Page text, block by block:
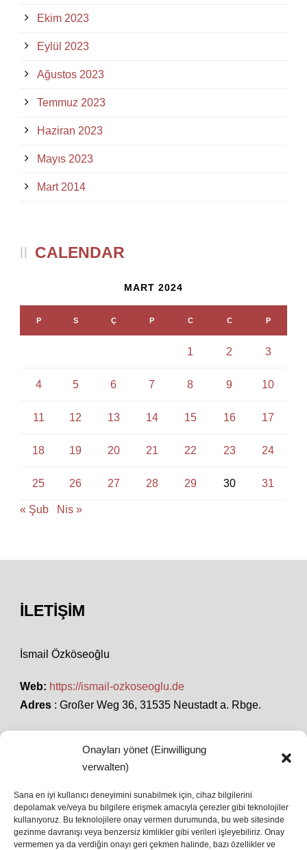
Onayları yönet (Einwilligung
verwalten)
Sana en iyi kullanıcı deneyimini sunabilmek için, cihaz bilgilerini
depolamak ve/veya bu bilgilere erişmek amacıyla çerezler gibi teknolojiler
kullanıyoruz. Bu teknolojilere onay vermen durumunda, bu web sitesinde
gezinme davranışı veya benzersiz kimlikler gibi verileri işleyebiliriz. Onay
vermemen ya da verdiğin onayı geri çekmen halinde, bazı özellikler ve
Ekim 2023
Eylül 2023
Ağustos 2023
Temmuz 2023
Haziran 2023
Mayıs 2023
Mart 2014
CALENDAR
MART 2024
P S Ç P C C P
1 2 3
4 5 6 7 8 9 10
11 12 13 14 15 16 17
18 19 20 21 22 23 24
25 26 27 28 29 30 31
« Şub Nis »
İLETIŞIM
İsmail Özköseoğlu
Web: https://ismail-ozkoseoglu.de
Adres : Großer Weg 36, 31535 Neustadt a. Rbge.
SON HABERLER
İstanbul’da Avrupa Ligi Finali: Freiburg ve Aston
Villa Boğaz’da Tarih Yazmaya Hazırlanıyor
08 May 2026